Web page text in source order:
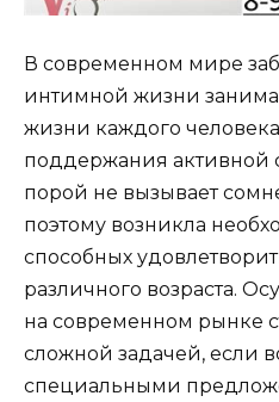
В современном мире
интимной жизни
жизни каждого
поддержания активной
порой не вызывает
поэтому возникла
способных
различного возраста.
на современном рынке
сложной задачей, если
специальными